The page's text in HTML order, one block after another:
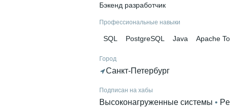
Бэкенд разработчик
Профессиональные навыки
SQL PostgreSQL Java Apache
Город
Санкт-Петербург
Подписан на хабы
Высоконагруженные системы •